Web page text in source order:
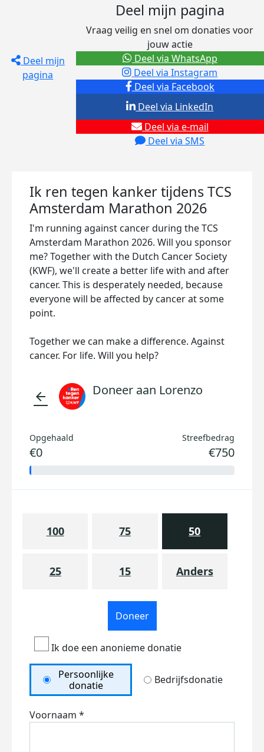
Deel mijn
pagina
Deel mijn pagina
Vraag veilig en snel om donaties voor
jouw actie
Deel via Facebook
Deel via Instagram
Deel via e-mail
Deel via SMS
Deel via LinkedIn
Deel via WhatsApp
Ik ren tegen kanker tijdens TCS
Amsterdam Marathon 2026
I'm running against cancer during the TCS
Amsterdam Marathon 2026. Will you sponsor
me? Together with the Dutch Cancer Society
(KWF), we'll create a better life with and after
cancer. This is desperately needed, because
everyone will be affected by cancer at some
point.
Together we can make a difference. Against
cancer. For life. Will you help?
arrow_back Doneer aan Lorenzo
Opgehaald
€0
Streefbedrag
€750
100 75 50
25 15 Anders
Doneer
Ik doe een anonieme donatie
Persoonlijke
donatie
Bedrijfsdonatie
Voornaam *